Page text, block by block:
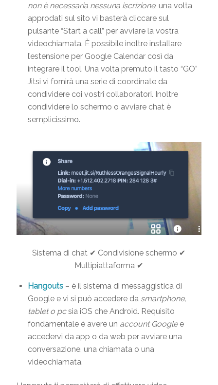
non è necessaria nessuna iscrizione, una volta
approdati sul sito vi basterà cliccare sul
pulsante “Start a call” per avviare la vostra
videochiamata. È possibile inoltre installare
l’estensione per Google Calendar così da
integrare il tool. Una volta premuto il tasto “GO”
Jitsi vi fornirà una serie di coordinate da
condividere coi vostri collaboratori. Inoltre
condividere lo schermo o avviare chat è
semplicissimo.
Sistema di chat ✔ Condivisione schermo ✔
Multipiattaforma ✔
Hangouts – è il sistema di messaggistica di
Google e vi si può accedere da smartphone,
tablet o pcsia iOS che Android. Requisito
fondamentale è avere un account Googlee
accedervi da app o da web per avviare una
conversazione, una chiamata o una
videochiamata.